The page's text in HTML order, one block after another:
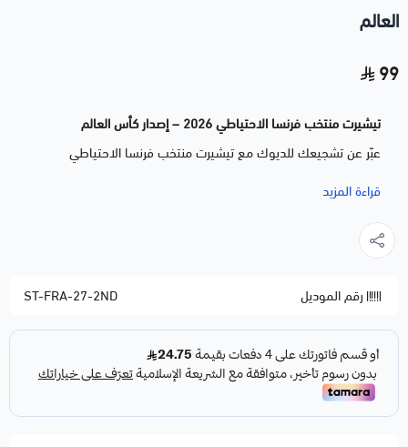
العالم
99
تيشيرت منتخب فرنسا الاحتياطي 2026 – إصدار كأس العالم
عبّر عن تشجيعك للديوك مع تيشيرت منتخب فرنسا الاحتياطي
بتصميم مستوحى من القميص الاحتياطي للمنتخب الفرنسي لإصدار
للتهوية تمنحك إحساساً بالانتعاش أثناء المباريات أو الاستخدام
تصميم مميز بألوان منتخب فرنسا الاحتياطية
خامة رياضية خفيفة تمتص العرق وتمنحك راحة طوال اليوم
قصّة مريحة تناسب مختلف المقاسات
مناسب للتشجيع، كرة القدم، والمناسبات الرياضية
ألوان ثابتة وجودة طباعة تدوم طويلاً
قراءة المزيد
رقم الموديل ST-FRA-27-2ND